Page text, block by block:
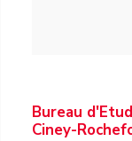
Bureau
Ciney-